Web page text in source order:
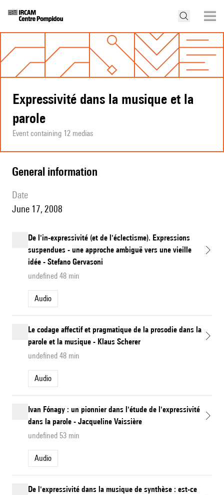
Expressivité dans la musique et la
parole
Event containing 12 medias
general information
date
June 17, 2008
De l'in-expressivité (et de l'éclectisme). Expressions
suspendues - une approche ambiguë vers une vieille
idée - Stefano Gervasoni
undefined 48 min
Audio
Le codage affectif et pragmatique de la prosodie dans la
parole et la musique - Klaus Scherer
undefined 48 min
Audio
Ivan Fónagy : un pionnier dans l'étude de l'expressivité
dans la parole - Jacqueline Vaissière
undefined 53 min
Audio
De l'expressivité dans la musique de synthèse : est-ce